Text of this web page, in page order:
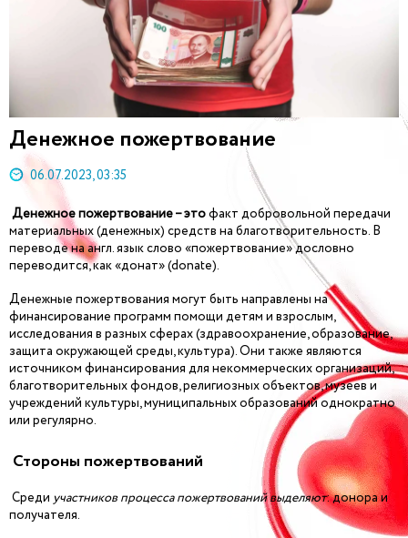
Денежное пожертвование
06.07.2023, 03:35
Денежное пожертвование – этофакт добровольной передачи
материальных (денежных) средств на благотворительность. В
переводе на англ. язык слово «пожертвование» дословно
переводится, как «донат» (donate).
Денежные пожертвования могут быть направлены на
финансирование программ помощи детям и взрослым,
исследования в разных сферах (здравоохранение, образование,
защита окружающей среды, культура). Они также являются
источником финансирования для некоммерческих организаций,
благотворительных фондов, религиозных объектов, музеев и
учреждений культуры, муниципальных образований однократно
или регулярно.
Стороны пожертвований
Среди участников процесса пожертвований выделяют: донора и
получателя.